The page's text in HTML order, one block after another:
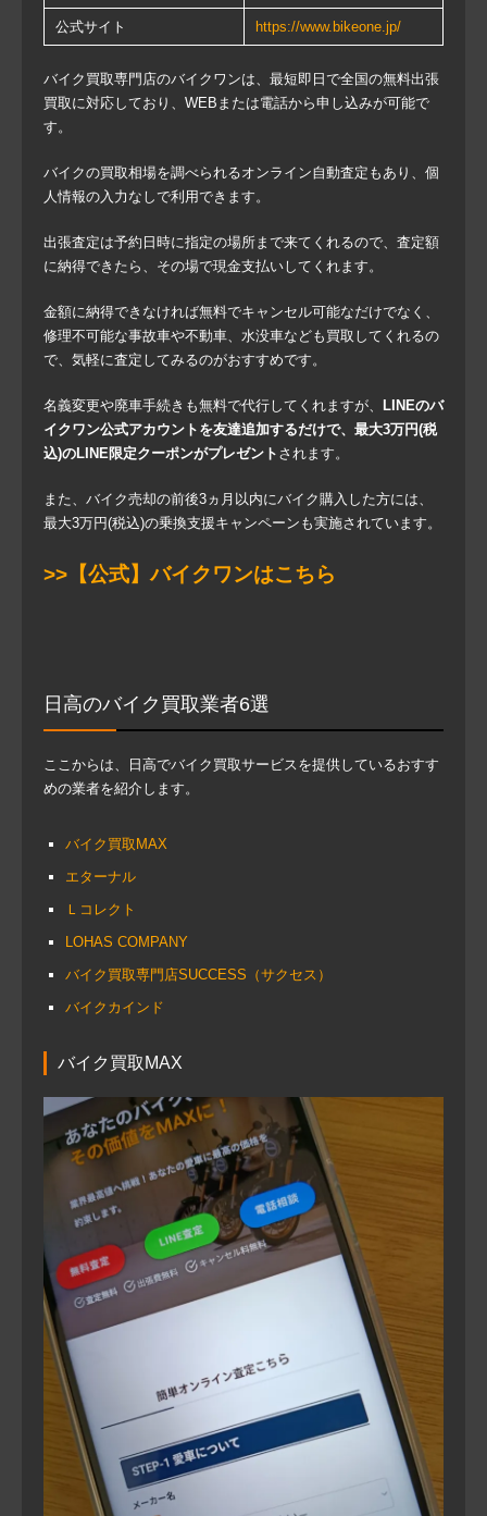
公式サイト https://www.bikeone.jp/
バイク買取専門店のバイクワンは、最短即日で全国の無料出張
買取に対応しており、WEBまたは電話から申し込みが可能で
す。
バイクの買取相場を調べられるオンライン自動査定もあり、個
人情報の入力なしで利用できます。
出張査定は予約日時に指定の場所まで来てくれるので、査定額
に納得できたら、その場で現金支払いしてくれます。
金額に納得できなければ無料でキャンセル可能なだけでなく、
修理不可能な事故車や不動車、水没車なども買取してくれるの
で、気軽に査定してみるのがおすすめです。
名義変更や廃車手続きも無料で代行してくれますが、
LINEのバ
イクワン公式アカウントを友達追加するだけで、最大3万円(税
込)のLINE限定クーポンがプレゼント されます。
また、バイク売却の前後3ヵ月以内にバイク購入した方には、
最大3万円(税込)の乗換支援キャンペーンも実施されています。
>>【公式】バイクワンはこちら
日高のバイク買取業者6選
ここからは、日高でバイク買取サービスを提供しているおすす
めの業者を紹介します。
バイク買取MAX
エターナル
Ｌコレクト
LOHAS COMPANY
バイク買取専門店SUCCESS（サクセス）
バイクカインド
バイク買取MAX